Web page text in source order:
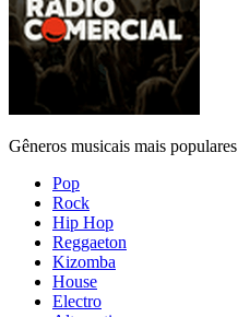
Gêneros musicais mais populares
Pop
Rock
Hip Hop
Reggaeton
Kizomba
House
Electro